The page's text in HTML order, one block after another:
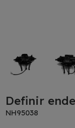
Definir
NH95038